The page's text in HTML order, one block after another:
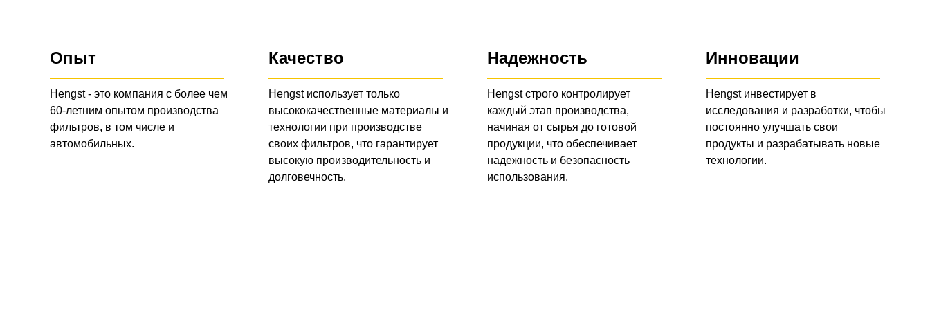
Опыт
Hengst - это компания с более чем
60-летним опытом производства
фильтров, в том числе и
автомобильных.
Качество Надежность
Hengst использует только
высококачественные материалы и
технологии при производстве
своих фильтров, что гарантирует
высокую производительность и
долговечность.
Инновации
Hengst строго контролирует
каждый этап производства,
начиная от сырья до готовой
продукции, что обеспечивает
надежность и безопасность
использования.
Hengst инвестирует в
исследования и разработки, чтобы
постоянно улучшать свои
продукты и разрабатывать новые
технологии.